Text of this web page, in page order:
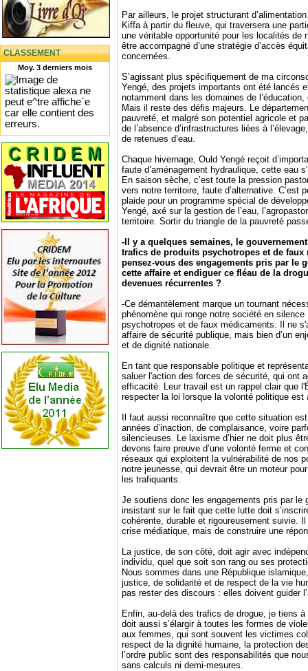
CLASSEMENT
Moy. 3 derniers mois
Par ailleurs, le projet structurant
Kiffa à partir du fleuve, qui traversera une
une véritable opportunité pour les localités de
être accompagné d’une stratégie d’accès
concernées.
S’agissant plus spécifiquement de ma
Yengé, des projets importants ont été lancés
notamment dans les domaines de
Mais il reste des défis majeurs. Le
pauvreté, et malgré son potentiel agricole et
de l’absence d’infrastructures liées à
de retenues d’eau.
Chaque hivernage, Ould Yengé reçoit
faute d’aménagement hydraulique, cette eau
En saison sèche, c’est toute la pression
vers notre territoire, faute d’alternative. C’est
plaide pour un programme spécial de
Yengé, axé sur la gestion de l’eau,
territoire. Sortir du triangle de la pauvreté
-Il y a quelques semaines, le
trafics de produits psychotropes et de faux
pensez-vous des engagements pris par le
cette affaire et endiguer ce fléau de la
devenues récurrentes ?
-Ce démantèlement marque un tournant
phénomène qui ronge notre société en
psychotropes et de faux médicaments. Il ne
affaire de sécurité publique, mais bien d’un
et de dignité nationale.
En tant que responsable politique et
saluer l'action des forces de sécurité, qui ont
efficacité. Leur travail est un rappel clair que
respecter la loi lorsque la volonté politique est
Il faut aussi reconnaître que cette situation
années d’inaction, de complaisance, voire
silencieuses. Le laxisme d’hier ne doit plus
devons faire preuve d’une volonté ferme et
réseaux qui exploitent la vulnérabilité de nos
notre jeunesse, qui devrait être un moteur
les trafiquants.
Je soutiens donc les engagements pris par le
insistant sur le fait que cette lutte doit
cohérente, durable et rigoureusement suivie.
crise médiatique, mais de construire une
La justice, de son côté, doit agir avec
individu, quel que soit son rang ou ses
Nous sommes dans une République
justice, de solidarité et de respect de la vie
pas rester des discours : elles doivent guider
Enfin, au-delà des trafics de drogue, je tiens
doit aussi s’élargir à toutes les formes de
aux femmes, qui sont souvent les victimes
respect de la dignité humaine, la protection
l’ordre public sont des responsabilités que
sans calculs ni demi-mesures.